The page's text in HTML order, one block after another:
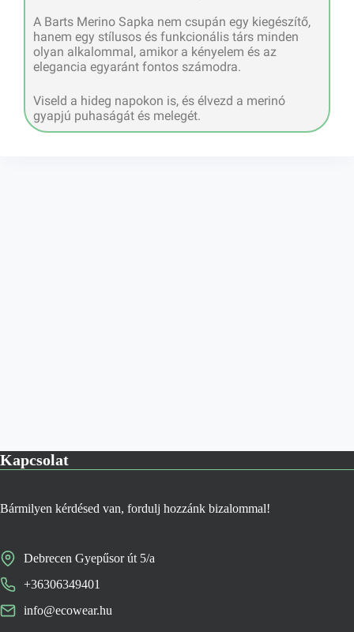
A Barts Merino Sapka nem csupán egy kiegészítő,
hanem egy stílusos és funkcionális társ minden
olyan alkalommal, amikor a kényelem és az
elegancia egyaránt fontos számodra.
Viseld a hideg napokon is, és élvezd a merinó
gyapjú puhaságát és melegét.
Kapcsolat
Bármilyen kérdésed van, fordulj hozzánk bizalommal!
Debrecen Gyepűsor út 5/a
+36306349401
info@ecowear.hu